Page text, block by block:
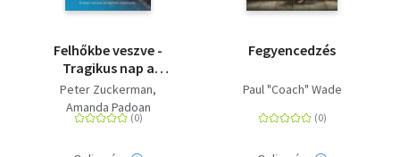
Felhőkbe veszve -
Tragikus nap a
pakisztáni K2-n - A
serpa mászók
rendkívüli története
Peter Zuckerman
Amanda Padoan
Fegyencedzés
Paul "Coach" Wade